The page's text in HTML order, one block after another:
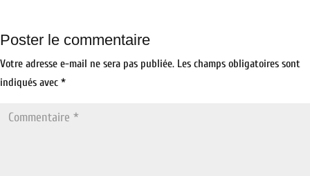
Poster le commentaire
Votre adresse e-mail ne sera pas publiée. Les champs obligatoires sont
indiqués avec *